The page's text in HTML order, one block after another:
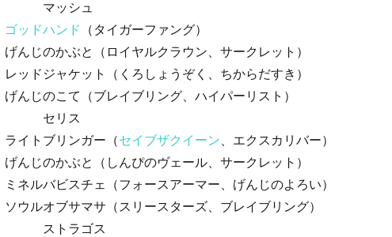
マッシュ
ゴッドハンド
（タイガーファング）
げんじのかぶと（ロイヤルクラウン、サークレット）
レッドジャケット（くろしょうぞく、ちからだすき）
げんじのこて（ブレイブリング、ハイパーリスト）
セリス
ライトブリンガー（セイブザクイーン 、エクスカリバー）
げんじのかぶと（しんぴのヴェール、サークレット）
ミネルバビスチェ（フォースアーマー、げんじのよろい）
ソウルオブサマサ（スリースターズ、ブレイブリング）
ストラゴス